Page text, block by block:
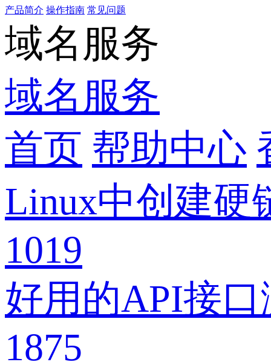
产品简介 操作指南 常见问题
域名服务
域名服务
首页 帮助中心
Linux中创建硬
1019
好用的API接
1875